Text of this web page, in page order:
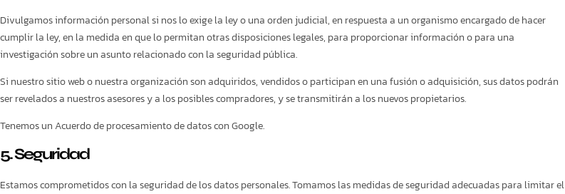
Divulgamos información personal si nos lo exige la ley o una orden judicial, en respuesta a un organismo encargado de hacer
cumplir la ley, en la medida en que lo permitan otras disposiciones legales, para proporcionar información o para una
investigación sobre un asunto relacionado con la seguridad pública.
Si nuestro sitio web o nuestra organización son adquiridos, vendidos o participan en una fusión o adquisición, sus datos podrán
ser revelados a nuestros asesores y a los posibles compradores, y se transmitirán a los nuevos propietarios.
Tenemos un Acuerdo de procesamiento de datos con Google.
5. Seguridad
Estamos comprometidos con la seguridad de los datos personales. Tomamos las medidas de seguridad adecuadas para limitar el